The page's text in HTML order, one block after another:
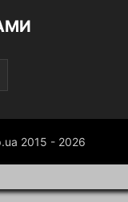
2015 - 2026